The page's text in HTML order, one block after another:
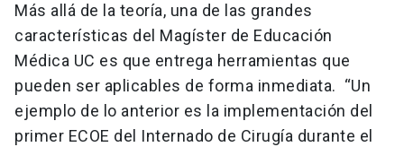
Más allá de la teoría, una de las grandes
características del Magíster de Educación
Médica UC es que entrega herramientas que
pueden ser aplicables de forma inmediata. “Un
ejemplo de lo anterior es la implementación del
primer ECOE del Internado de Cirugía durante el